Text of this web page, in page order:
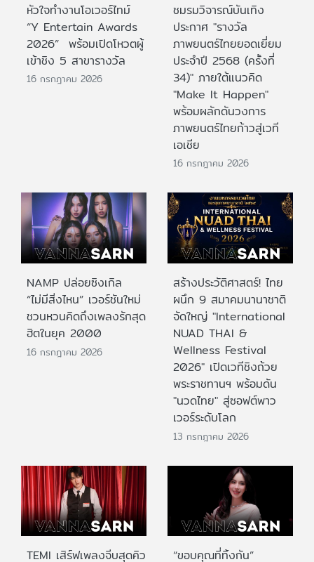
หัวใจทำงานโอเวอร์ไทม์
“Y Entertain Awards
2026” พร้อมเปิดโหวตผู้
เข้าชิง 5 สาขารางวัล
16 กรกฎาคม 2026
ชมรมวิจารณ์บันเทิง
ประกาศ "รางวัล
ภาพยนตร์ไทยยอดเยี่ยม
ประจําปี 2568 (ครั้งที่
34)" ภายใต้แนวคิด
"Make It Happen"
พร้อมผลักดันวงการ
ภาพยนตร์ไทยก้าวสู่เวที
เอเชีย
16 กรกฎาคม 2026
NAMP ปล่อยซิงเกิล
“ไม่มีสิ่งไหน” เวอร์ชันใหม่
ชวนหวนคิดถึงเพลงรักสุด
ฮิตในยุค 2000
16 กรกฎาคม 2026
สร้างประวัติศาสตร์! ไทย
ผนึก 9 สมาคมนานาชาติ
จัดใหญ่ "International
NUAD THAI &
Wellness Festival
2026" เปิดเวทีชิงถ้วย
พระราชทานฯ พร้อมดัน
"นวดไทย" สู่ซอฟต์พาว
เวอร์ระดับโลก
13 กรกฎาคม 2026
TEMI เสิร์ฟเพลงจีบสุดคิว
“ขอบคุณที่ทิ้งกัน”